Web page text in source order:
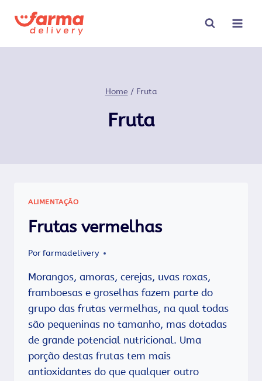
para
Home / Fruta
Fruta
ALIMENTAÇÃO
Frutas vermelhas
Porfarmadelivery
Morangos, amoras, cerejas, uvas roxas,
framboesas e groselhas fazem parte do
grupo das frutas vermelhas, na qual todas
são pequeninas no tamanho, mas dotadas
de grande potencial nutricional. Uma
porção destas frutas tem mais
antioxidantes do que qualquer outro